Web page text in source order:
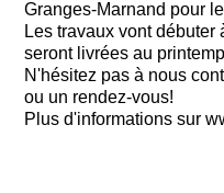
Granges-Marnand pour
Les travaux vont
seront livrées au
N'hésitez pas à nous
ou un rendez-vous!
Plus d'informations sur